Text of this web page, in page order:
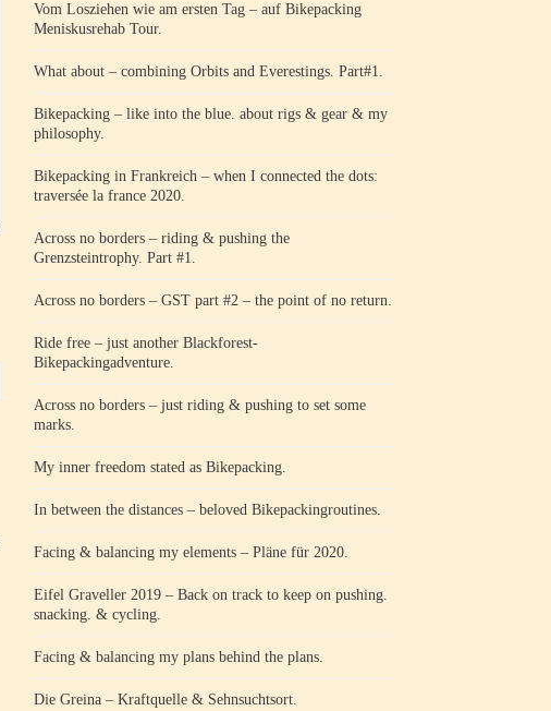
Vom Losziehen wie am ersten Tag – auf Bikepacking
Meniskusrehab Tour.
What about – combining Orbits and Everestings. Part#1.
Bikepacking – like into the blue. about rigs & gear & my
philosophy.
Bikepacking in Frankreich – when I connected the dots:
traversée la france 2020.
Across no borders – riding & pushing the
Grenzsteintrophy. Part #1.
Across no borders – GST part #2 – the point of no return.
Ride free – just another Blackforest-
Bikepackingadventure.
Across no borders – just riding & pushing to set some
marks.
My inner freedom stated as Bikepacking.
In between the distances – beloved Bikepackingroutines.
Facing & balancing my elements – Pläne für 2020.
Eifel Graveller 2019 – Back on track to keep on pushing.
snacking. & cycling.
Facing & balancing my plans behind the plans.
Die Greina – Kraftquelle & Sehnsuchtsort.